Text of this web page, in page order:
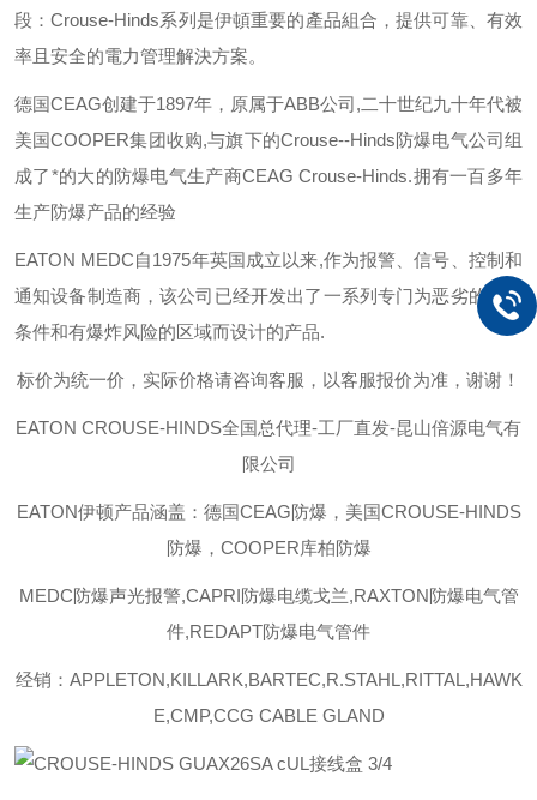
段：Crouse-Hinds系列是伊頓重要的產品組合，提供可靠、有效
率且安全的電力管理解決方案。
德国CEAG创建于1897年，原属于ABB公司,二十世纪九十年代被
美国COOPER集团收购,与旗下的Crouse--Hinds防爆电气公司组
成了*的大的防爆电气生产商CEAG Crouse-Hinds.拥有一百多年
生产防爆产品的经验
EATON MEDC自1975年英国成立以来,作为报警、信号、控制和
通知设备制造商，该公司已经开发出了一系列专门为恶劣的环境
条件和有爆炸风险的区域而设计的产品.
标价为统一价，实际价格请咨询客服，以客服报价为准，谢谢！
EATON CROUSE-HINDS全国总代理-工厂直发-昆山倍源电气有
限公司
EATON伊顿产品涵盖：德国CEAG防爆，美国CROUSE-HINDS
防爆，COOPER库柏防爆
MEDC防爆声光报警,CAPRI防爆电缆戈兰,RAXTON防爆电气管
件,REDAPT防爆电气管件
经销：APPLETON,KILLARK,BARTEC,R.STAHL,RITTAL,HAWK
E,CMP,CCG CABLE GLAND